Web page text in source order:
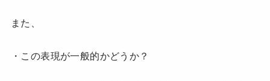
また、
・この表現が一般的かどうか？